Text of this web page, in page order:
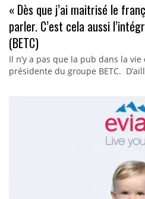
« Dès que j’ai maitrisé le
parler. C’est cela aussi
(BETC)
Il n’y a pas que la pub dans la
présidente du groupe BETC.